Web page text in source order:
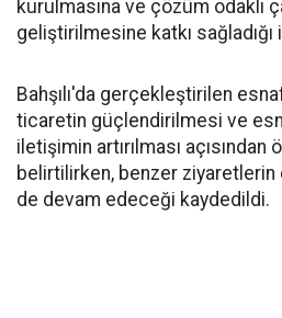
kurulmasına ve çözüm odaklı
geliştirilmesine katkı
Bahşılı'da gerçekleştirilen
ticaretin güçlendirilmesi ve
iletişimin artırılması
belirtilirken, benzer
de devam edeceği kaydedildi.